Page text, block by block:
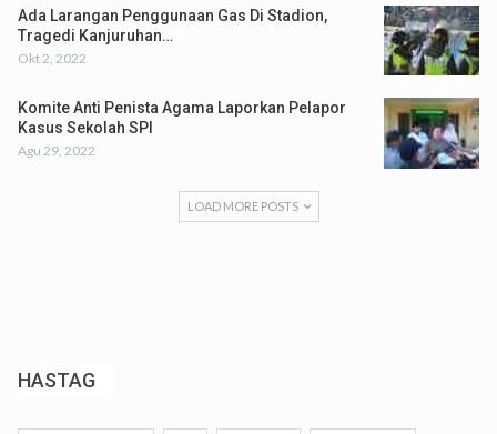
Ada Larangan Penggunaan Gas Di Stadion,
Tragedi Kanjuruhan…
Okt 2, 2022
Komite Anti Penista Agama Laporkan Pelapor
Kasus Sekolah SPI
Agu 29, 2022
LOAD MORE POSTS
HASTAG